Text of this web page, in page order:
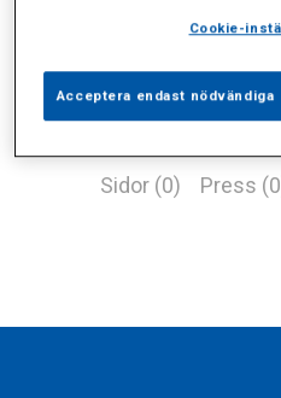
Sidor (0) Press
Cookie-
Acceptera endast nödvändiga